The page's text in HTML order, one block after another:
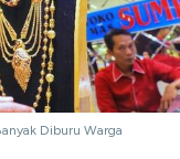
Diburu Warga